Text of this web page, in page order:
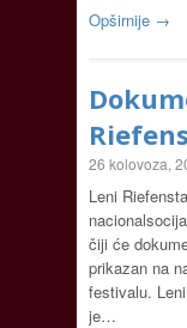
Opširnije →
26 kolovoza,
Leni
čiji će
prikazan na
festivalu.
je…